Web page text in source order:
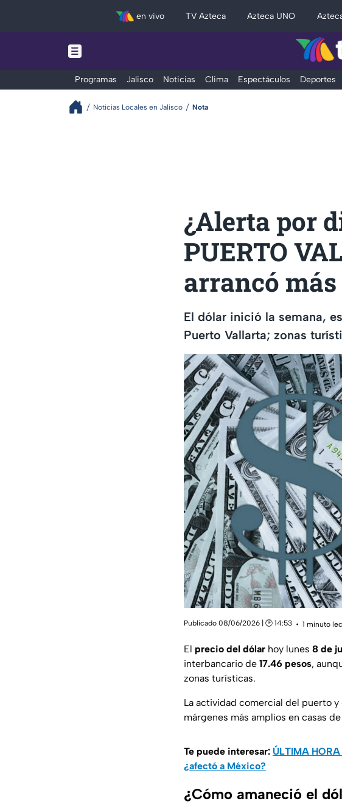
en vivo TV Azteca Azteca UNO
Programas Jalisco Noticias Clima Espectáculos Deportes
Noticias Locales en Jalisco Nota
¿Alerta por
PUERTO
arrancó
El dólar inició la semana,
Puerto Vallarta; zonas
Publicado 08/06/2026 | 🕑 14:53 1 minuto
El precio del dólar hoy lunes 8 de
interbancario de 17.46 pesos,
zonas turísticas.
La actividad comercial del puerto
márgenes más amplios en casas
Te puede interesar: ÚLTIMA
¿afectó a México?
¿Cómo amaneció el